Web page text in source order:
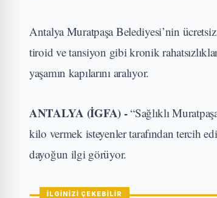
Antalya Muratpaşa Belediyesi’nin
tiroid ve tansiyon gibi kronik
yaşamın kapılarını aralıyor.
ANTALYA (İGFA) - “Sağlıklı
kilo vermek isteyenler tarafından tercih
dayoğun ilgi görüyor.
İLGİNİZİ ÇEKEBİLİR